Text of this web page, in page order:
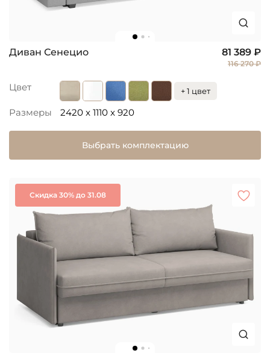
Диван Сенецио 81 389 ₽
116 270 ₽
Цвет + 1 цвет
Размеры 2420 x 1110 x 920
Выбрать комплектацию
Скидка 30% до 31.08